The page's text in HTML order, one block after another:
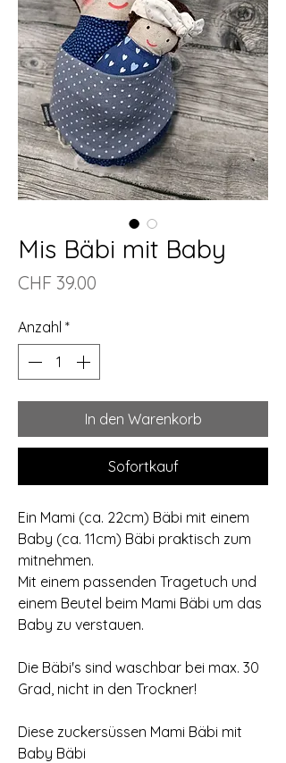
Mis Bäbi mit Baby
CHF 39.00
Anzahl *
In den Warenkorb
Sofortkauf
Ein Mami (ca. 22cm) Bäbi mit einem
Baby (ca. 11cm) Bäbi praktisch zum
mitnehmen.
Mit einem passenden Tragetuch und
einem Beutel beim Mami Bäbi um das
Baby zu verstauen.
Die Bäbi's sind waschbar bei max. 30
Grad, nicht in den Trockner!
Diese zuckersüssen Mami Bäbi mit
Baby Bäbi